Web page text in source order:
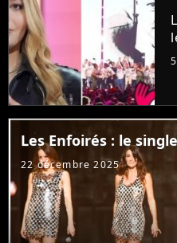
Les Enfoirés : le
22 décembre 2025